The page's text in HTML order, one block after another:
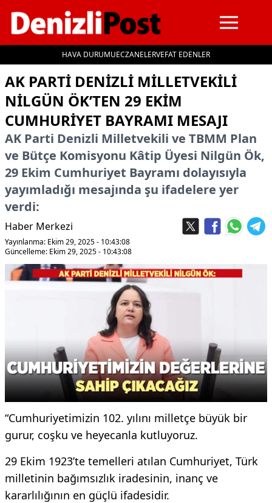
HAVA DURUMUECZANELERVEFAT EDENLER
AK PARTİ DENİZLİ MİLLETVEKİLİ
NİLGÜN ÖK’TEN 29 EKİM
CUMHURİYET BAYRAMI MESAJI
AK Parti Denizli Milletvekili ve TBMM Plan
ve Bütçe Komisyonu Kâtip Üyesi Nilgün Ök,
29 Ekim Cumhuriyet Bayramı dolayısıyla
yayımladığı mesajında şu ifadelere yer
verdi:
Haber Merkezi
Yayınlanma: Ekim 29, 2025 - 10:43:08
Güncelleme: Ekim 29, 2025 - 10:43:08
“Cumhuriyetimizin 102. yılını milletçe büyük bir
gurur, coşku ve heyecanla kutluyoruz.
29 Ekim 1923’te temelleri atılan Cumhuriyet, Türk
milletinin bağımsızlık iradesinin, inanç ve
kararlılığının en güçlü ifadesidir.